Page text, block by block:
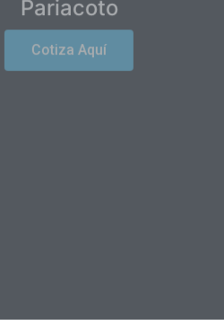
Cotiza Aquí